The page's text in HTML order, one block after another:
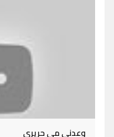
وعدنى مي حريري